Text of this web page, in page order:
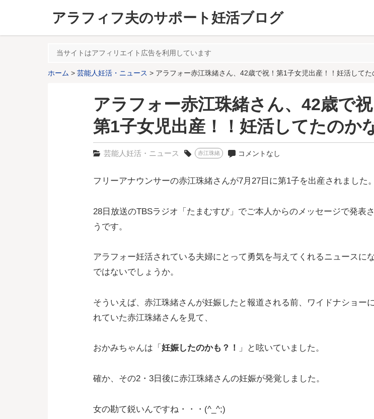
アラフィフ夫のサポート妊活ブログ
当サイトはアフィリエイト広告を利用しています
ホーム 芸能人妊活・ニュース アラフォー赤江珠緒さん、42歳で祝！第1子女児出産！！妊活して
アラフォー赤江珠緒さん、42歳で祝
第1子女児出産！！妊活してたのか
芸能人妊活・ニュース 赤江珠緒 コメントなし
フリーアナウンサーの赤江珠緒さんが7月27日に第1子を出産されました。
28日放送のTBSラジオ「たまむすび」でご本人からのメッセージで発表
うです。
アラフォー妊活されている夫婦にとって勇気を与えてくれるニュースに
ではないでしょうか。
そういえば、赤江珠緒さんが妊娠したと報道される前、ワイドナショー
れていた赤江珠緒さんを見て、
おかみちゃんは「 妊娠したのかも？！ 」と呟いていました。
確か、その2・3日後に赤江珠緒さんの妊娠が発覚しました。
女の勘て鋭いんですね・・・(^_^;)